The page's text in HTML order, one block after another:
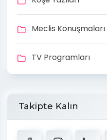
Meclis Konuşmaları
TV Programları
Takipte Kalın